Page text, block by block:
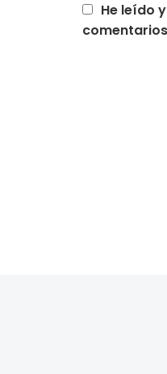
He leído